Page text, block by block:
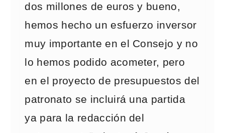
dos millones de euros y bueno,
hemos hecho un esfuerzo inversor
muy importante en el Consejo y no
lo hemos podido acometer, pero
en el proyecto de presupuestos del
patronato se incluirá una partida
ya para la redacción del